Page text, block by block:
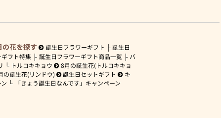
の花を探す 誕生日フラワーギフト
誕生日
フト特集
誕生日フラワーギフト商品一覧
バ
トルコキキョウ
8月の誕生花(トルコキキョ
の誕生花(リンドウ) 誕生日セットギフト
キ
「きょう誕生日なんです」キャンペーン